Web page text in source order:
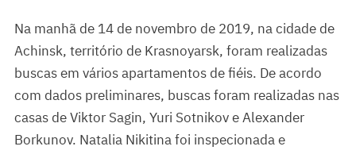
Na manhã de 14 de novembro de 2019, na cidade de
Achinsk, território de Krasnoyarsk, foram realizadas
buscas em vários apartamentos de fiéis. De acordo
com dados preliminares, buscas foram realizadas nas
casas de Viktor Sagin, Yuri Sotnikov e Alexander
Borkunov. Natalia Nikitina foi inspecionada e